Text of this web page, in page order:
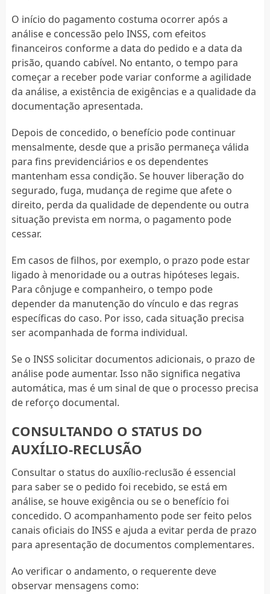
O início do pagamento costuma ocorrer após a
análise e concessão pelo INSS, com efeitos
financeiros conforme a data do pedido e a data da
prisão, quando cabível. No entanto, o tempo para
começar a receber pode variar conforme a agilidade
da análise, a existência de exigências e a qualidade da
documentação apresentada.
Depois de concedido, o benefício pode continuar
mensalmente, desde que a prisão permaneça válida
para fins previdenciários e os dependentes
mantenham essa condição. Se houver liberação do
segurado, fuga, mudança de regime que afete o
direito, perda da qualidade de dependente ou outra
situação prevista em norma, o pagamento pode
cessar.
Em casos de filhos, por exemplo, o prazo pode estar
ligado à menoridade ou a outras hipóteses legais.
Para cônjuge e companheiro, o tempo pode
depender da manutenção do vínculo e das regras
específicas do caso. Por isso, cada situação precisa
ser acompanhada de forma individual.
Se o INSS solicitar documentos adicionais, o prazo de
análise pode aumentar. Isso não significa negativa
automática, mas é um sinal de que o processo precisa
de reforço documental.
CONSULTANDO O STATUS DO
AUXÍLIO-RECLUSÃO
Consultar o status do auxílio-reclusão é essencial
para saber se o pedido foi recebido, se está em
análise, se houve exigência ou se o benefício foi
concedido. O acompanhamento pode ser feito pelos
canais oficiais do INSS e ajuda a evitar perda de prazo
para apresentação de documentos complementares.
Ao verificar o andamento, o requerente deve
observar mensagens como: